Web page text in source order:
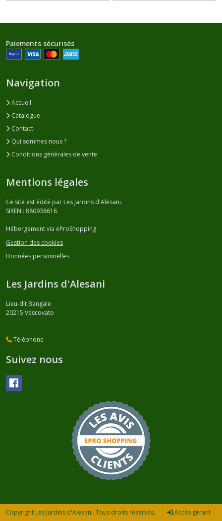
Paiements sécurisés
Navigation
Accueil
Catalogue
Contact
Qui sommes nous ?
Conditions générales de vente
Mentions légales
Ce site est édité par Les Jardins d'Alesani.
SIREN : 880938618
Hébergement via eProShopping
Gestion des cookies
Données personnelles
Les Jardins d'Alesani
Lieu-dit Bangale
20215 Vescovato
Téléphone
Suivez nous
Copyright Les Jardins d'Alesani. Tous droits réservés. Accès gérant